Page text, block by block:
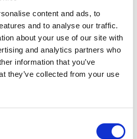
content and ads, to
and to analyse our traffic.
about your use of our site with
and analytics partners who
information that you’ve
they’ve collected from your use